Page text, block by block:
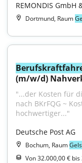
REMONDIS GmbH
Dortmund, Raum
(m/w/d)
"...der Kosten für
nach BKrFQG ~
hochwertiger..."
Deutsche Post AG
Bochum, Raum
Von 32.000,00 €